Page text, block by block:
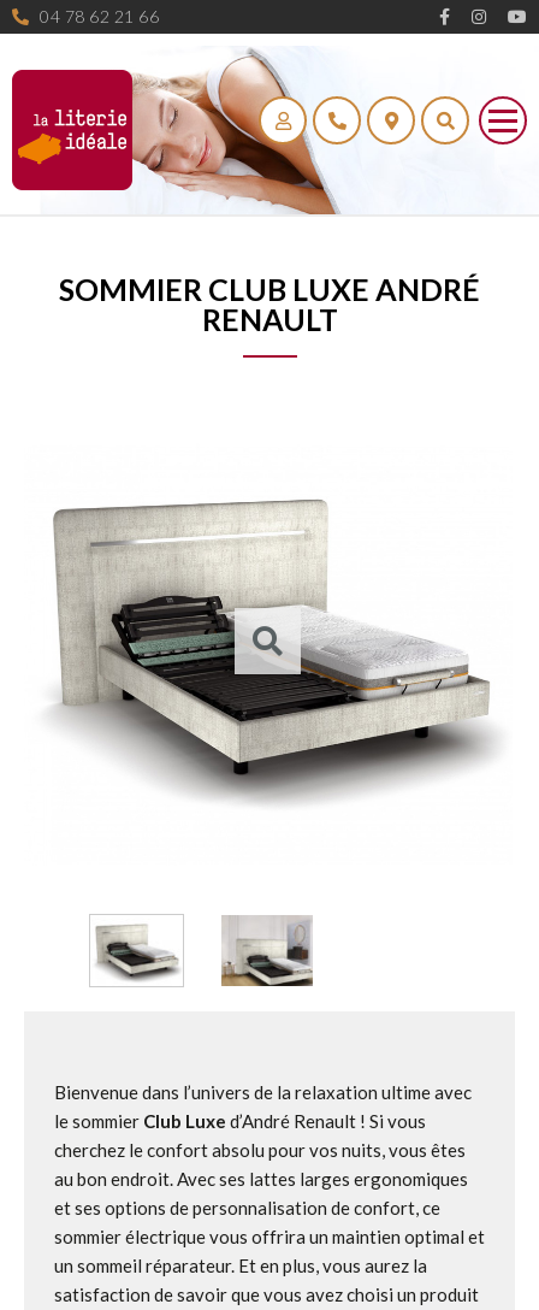
04 78 62 21 66
SOMMIER CLUB LUXE ANDRÉ
RENAULT
Bienvenue dans l’univers de la relaxation ultime avec
le sommier Club Luxe d’André Renault ! Si vous
cherchez le confort absolu pour vos nuits, vous êtes
au bon endroit. Avec ses lattes larges ergonomiques
et ses options de personnalisation de confort, ce
sommier électrique vous offrira un maintien optimal et
un sommeil réparateur. Et en plus, vous aurez la
satisfaction de savoir que vous avez choisi un produit